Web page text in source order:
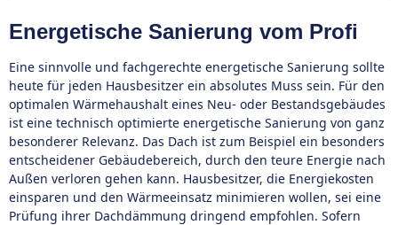
Energetische Sanierung vom Profi
Eine sinnvolle und fachgerechte energetische Sanierung sollte
heute für jeden Hausbesitzer ein absolutes Muss sein. Für den
optimalen Wärmehaushalt eines Neu- oder Bestandsgebäudes
ist eine technisch optimierte energetische Sanierung von ganz
besonderer Relevanz. Das Dach ist zum Beispiel ein besonders
entscheidener Gebäudebereich, durch den teure Energie nach
Außen verloren gehen kann. Hausbesitzer, die Energiekosten
einsparen und den Wärmeeinsatz minimieren wollen, sei eine
Prüfung ihrer Dachdämmung dringend empfohlen. Sofern